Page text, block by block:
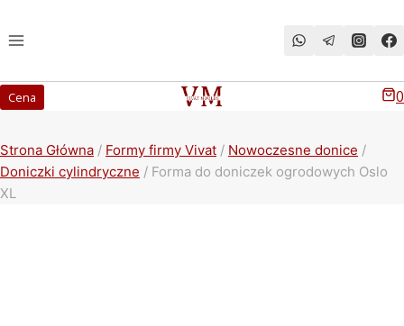
do
Cena 0
Strona Główna / Formy firmy Vivat / Nowoczesne donice /
Doniczki cylindryczne / Forma do doniczek ogrodowych Oslo
XL